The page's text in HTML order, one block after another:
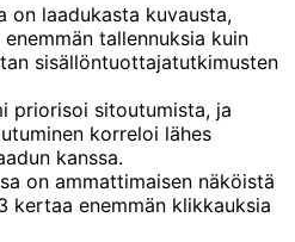
on laadukasta kuvausta,
tallennuksia kuin
sisällöntuottajatutkimusten
priorisoi sitoutumista, ja
korreloi lähes
kanssa.
on ammattimaisen näköistä
kertaa enemmän klikkauksia